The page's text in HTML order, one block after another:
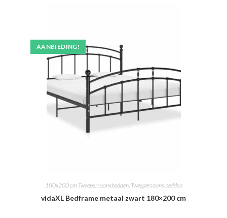
AANBIEDING!
180x200 cm Tweepersoonsbedden, Tweepersoons bedden
vidaXL Bedframe metaal zwart 180×200 cm